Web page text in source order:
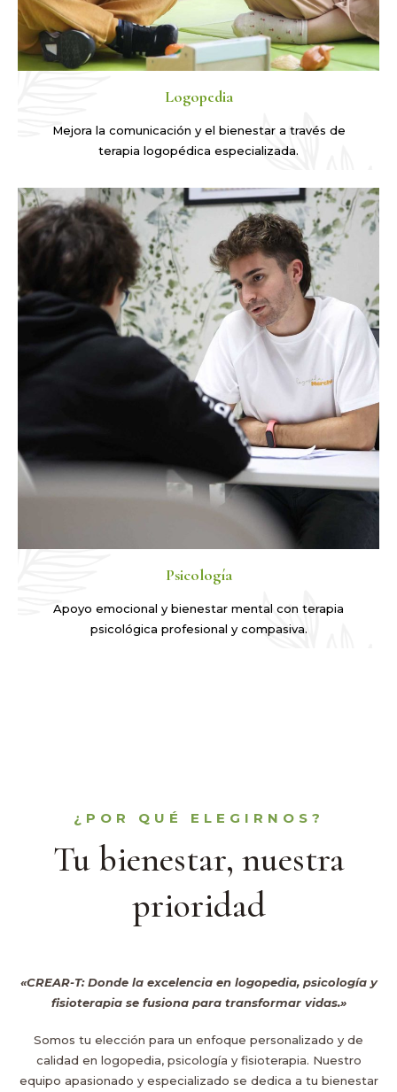
Logopedia
Mejora la comunicación y el bienestar a través de
terapia logopédica especializada.
Psicología
Apoyo emocional y bienestar mental con terapia
psicológica profesional y compasiva.
¿POR QUÉ ELEGIRNOS?
Tu bienestar, nuestra
prioridad
«CREAR-T: Donde la excelencia en logopedia, psicología y
fisioterapia se fusiona para transformar vidas.»
Somos tu elección para un enfoque personalizado y de
calidad en logopedia, psicología y fisioterapia. Nuestro
equipo apasionado y especializado se dedica a tu bienestar